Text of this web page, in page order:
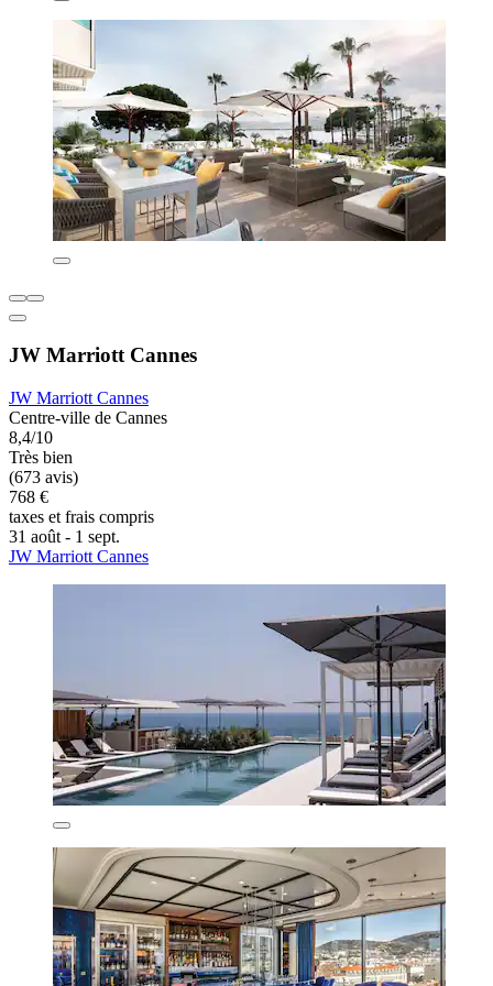
JW Marriott Cannes
JW Marriott Cannes
Centre-ville de Cannes
8,4/10
Très bien
(673 avis)
768 €
taxes et frais compris
31 août - 1 sept.
JW Marriott Cannes